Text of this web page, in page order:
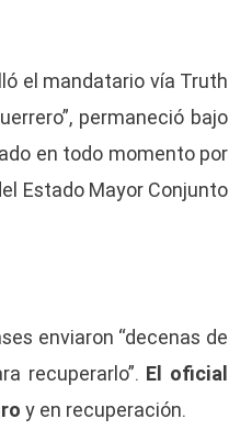
el mandatario vía Truth
permaneció bajo
en todo momento por
Estado Mayor Conjunto
enviaron “decenas de
recuperarlo”. El oficial
y en recuperación.